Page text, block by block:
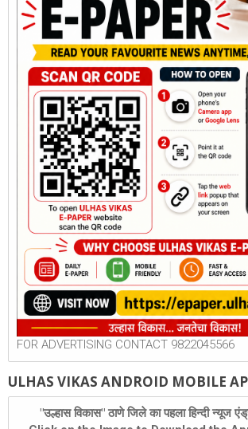
FOR ADVERTISING CONTACT 9822045566
ULHAS VIKAS ANDROID MOBILE
"उल्हास विकास" ठाणे जिले का पहला हिन्दी न्यूज